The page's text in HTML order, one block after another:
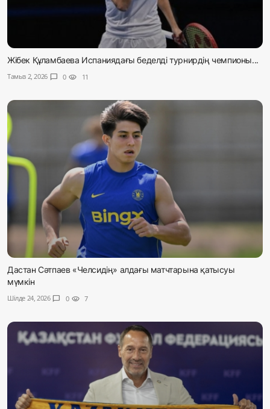
Жібек Құламбаева Испаниядағы беделді турнирдің чемпионы...
Тамыз 2, 2026 chat_bubble 0 visibility 11
Дастан Сәтпаев «Челсидің» алдағы матчтарына қатысуы
мүмкін
Шілде 24, 2026 chat_bubble 0 visibility 7